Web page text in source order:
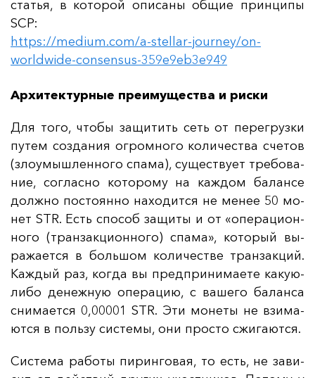
статья, в ко­то­рой опи­са­ны об­щие прин­ци­пы
SCP:
https://medium.com/a-stellar-journey/on-
worldwide-consensus-359e9eb3e949
Архитектурные преимущества и риски
Для то­го, что­бы за­щи­тить сеть от пе­рег­руз­ки
пу­тем соз­да­ния ог­ром­но­го ко­ли­чес­тва сче­тов
(зло­умыш­лен­но­го спа­ма), су­щес­тву­ет тре­бо­ва­
ние, сог­лас­но ко­то­ро­му на каж­дом ба­лан­се
дол­жно пос­то­ян­но на­хо­дит­ся не ме­нее 50 мо­
нет STR. Есть спо­соб за­щи­ты и от «опе­ра­ци­он­
но­го (тран­зак­ци­он­но­го) спа­ма», ко­то­рый вы­
ра­жа­ет­ся в боль­шом ко­ли­чес­тве тран­зак­ций.
Каж­дый раз, ког­да вы пред­при­ни­ма­ете ка­кую-
ли­бо де­неж­ную опе­ра­цию, с ва­ше­го ба­лан­са
сни­ма­ет­ся 0,00001 STR. Эти мо­не­ты не взи­ма­
ют­ся в поль­зу сис­те­мы, они прос­то сжи­га­ют­ся.
Сис­те­ма ра­бо­ты пи­рин­го­вая, то есть, не за­ви­